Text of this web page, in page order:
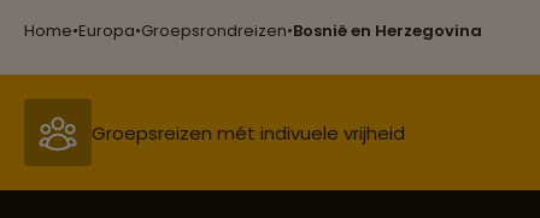
Home•Europa•Groepsrondreizen•Bosnië en Herzegovina
Groepsreizen mét indivuele vrijheid